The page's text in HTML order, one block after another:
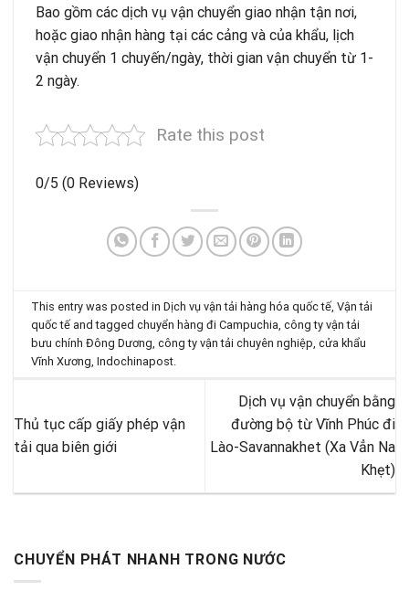
Bao gồm các dịch vụ vận chuyển giao nhận tận nơi,
hoặc giao nhận hàng tại các cảng và của khẩu, lịch
vận chuyển 1 chuyến/ngày, thời gian vận chuyển từ 1-
2 ngày.
Rate this post
0/5 (0 Reviews)
This entry was posted inDịch vụ vận tải hàng hóa quốc tế,Vận tải
quốc tếand taggedchuyển hàng đi Campuchia ,công ty vận tải
bưu chính Đông Dương ,công ty vận tải chuyên nghiệp ,cửa khẩu
Vĩnh Xương ,Indochinapost
Thủ tục cấp giấy phép vận
tải qua biên giới
Dịch vụ vận chuyển bằng
đường bộ từ Vĩnh Phúc đi
Lào-Savannakhet (Xa Vẳn Na
Khẹt)
CHUYỂN PHÁT NHANH TRONG NƯỚC